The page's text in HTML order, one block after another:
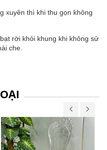
xuyên thì khi thu gọn không
rời khỏi khung khi không sử
che.